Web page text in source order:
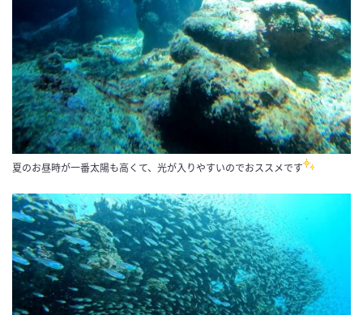
夏のお昼時が一番太陽も高くて、光が入りやすいのでおススメです